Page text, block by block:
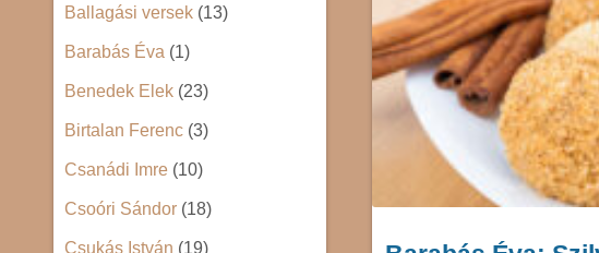
Ballagási versek (13)
Barabás Éva (1)
Benedek Elek (23)
Birtalan Ferenc (3)
Csanádi Imre (10)
Csoóri Sándor (18)
Csukás István (19)